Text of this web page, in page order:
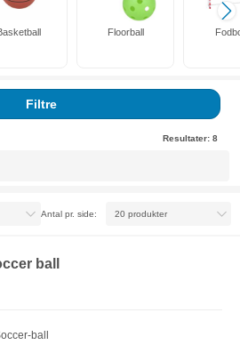
Floorball
Filtre
Resultater: 8
Antal pr. side:
ball
ball